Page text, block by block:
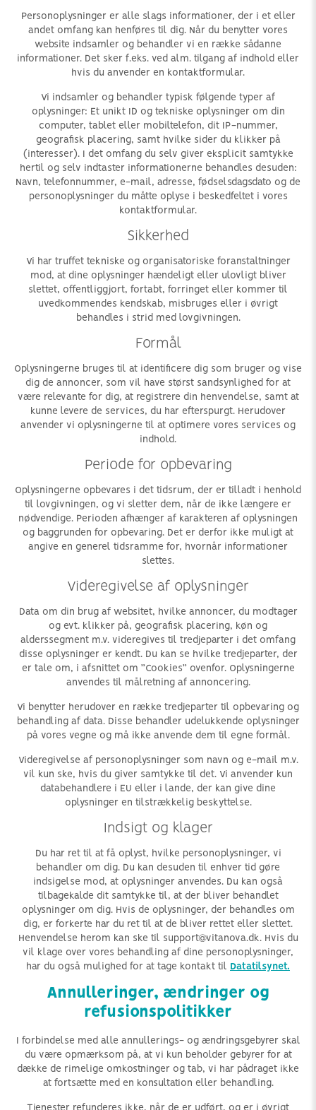
Personoplysninger er alle slags informationer, der i et eller
andet omfang kan henføres til dig. Når du benytter vores
website indsamler og behandler vi en række sådanne
informationer. Det sker f.eks. ved alm. tilgang af indhold eller
hvis du anvender en kontaktformular.
Vi indsamler og behandler typisk følgende typer af
oplysninger: Et unikt ID og tekniske oplysninger om din
computer, tablet eller mobiltelefon, dit IP-nummer,
geografisk placering, samt hvilke sider du klikker på
(interesser). I det omfang du selv giver eksplicit samtykke
hertil og selv indtaster informationerne behandles desuden:
Navn, telefonnummer, e-mail, adresse, fødselsdagsdato og de
personoplysninger du måtte oplyse i beskedfeltet i vores
kontaktformular.
Sikkerhed
Vi har truffet tekniske og organisatoriske foranstaltninger
mod, at dine oplysninger hændeligt eller ulovligt bliver
slettet, offentliggjort, fortabt, forringet eller kommer til
uvedkommendes kendskab, misbruges eller i øvrigt
behandles i strid med lovgivningen.
Formål
Oplysningerne bruges til at identificere dig som bruger og vise
dig de annoncer, som vil have størst sandsynlighed for at
være relevante for dig, at registrere din henvendelse, samt at
kunne levere de services, du har efterspurgt. Herudover
anvender vi oplysningerne til at optimere vores services og
indhold.
Periode for opbevaring
Oplysningerne opbevares i det tidsrum, der er tilladt i henhold
til lovgivningen, og vi sletter dem, når de ikke længere er
nødvendige. Perioden afhænger af karakteren af oplysningen
og baggrunden for opbevaring. Det er derfor ikke muligt at
angive en generel tidsramme for, hvornår informationer
slettes.
Videregivelse af oplysninger
Data om din brug af websitet, hvilke annoncer, du modtager
og evt. klikker på, geografisk placering, køn og
alderssegment m.v. videregives til tredjeparter i det omfang
disse oplysninger er kendt. Du kan se hvilke tredjeparter, der
er tale om, i afsnittet om ”Cookies” ovenfor. Oplysningerne
anvendes til målretning af annoncering.
Vi benytter herudover en række tredjeparter til opbevaring og
behandling af data. Disse behandler udelukkende oplysninger
på vores vegne og må ikke anvende dem til egne formål.
Videregivelse af personoplysninger som navn og e-mail m.v.
vil kun ske, hvis du giver samtykke til det. Vi anvender kun
databehandlere i EU eller i lande, der kan give dine
oplysninger en tilstrækkelig beskyttelse.
Indsigt og klager
Du har ret til at få oplyst, hvilke personoplysninger, vi
behandler om dig. Du kan desuden til enhver tid gøre
indsigelse mod, at oplysninger anvendes. Du kan også
tilbagekalde dit samtykke til, at der bliver behandlet
oplysninger om dig. Hvis de oplysninger, der behandles om
dig, er forkerte har du ret til at de bliver rettet eller slettet.
Henvendelse herom kan ske til support@vitanova.dk. Hvis du
vil klage over vores behandling af dine personoplysninger,
har du også mulighed for at tage kontakt til Datatilsynet.
Annulleringer, ændringer og
refusionspolitikker
I forbindelse med alle annullerings- og ændringsgebyrer skal
du være opmærksom på, at vi kun beholder gebyrer for at
dække de rimelige omkostninger og tab, vi har pådraget ikke
at fortsætte med en konsultation eller behandling.